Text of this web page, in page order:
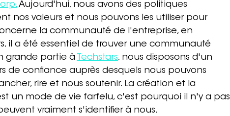
Aujourd'hui, nous avons des politiques
nos valeurs et nous pouvons les utiliser pour
la communauté de l'entreprise, en
il a été essentiel de trouver une communauté
grande partie à Techstars, nous disposons d'un
de confiance auprès desquels nous pouvons
rire et nous soutenir. La création et la
un mode de vie farfelu, c'est pourquoi il n'y a pas
vraiment s'identifier à nous.